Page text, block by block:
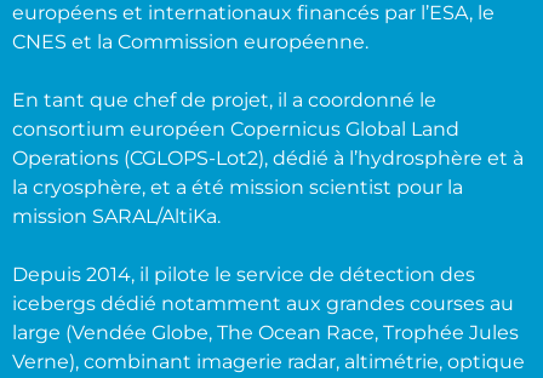
européens et internationaux financés par l’ESA, le
CNES et la Commission européenne.
En tant que chef de projet, il a coordonné le
consortium européen Copernicus Global Land
Operations (CGLOPS-Lot2), dédié à l’hydrosphère et à
la cryosphère, et a été mission scientist pour la
mission SARAL/AltiKa.
Depuis 2014, il pilote le service de détection des
icebergs dédié notamment aux grandes courses au
large (Vendée Globe, The Ocean Race, Trophée Jules
Verne), combinant imagerie radar, altimétrie, optique